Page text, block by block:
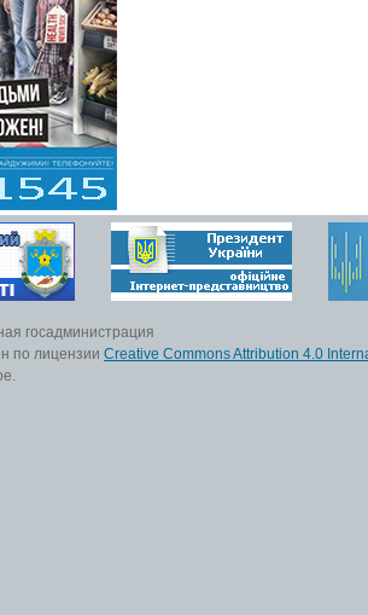
госадминистрация
по лицензии Creative Commons Attribution 4.0